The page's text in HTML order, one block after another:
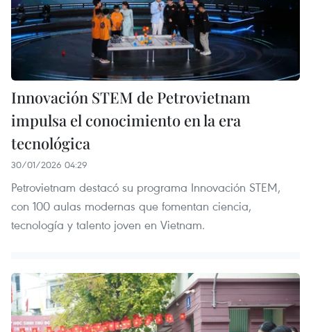
Innovación STEM de Petrovietnam
impulsa el conocimiento en la era
tecnológica
30/01/2026 04:29
Petrovietnam destacó su programa Innovación STEM,
con 100 aulas modernas que fomentan ciencia,
tecnología y talento joven en Vietnam.